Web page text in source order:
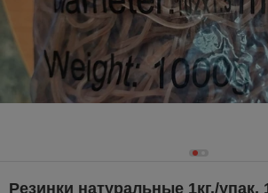
Резинки натуральные 1кг./упак,